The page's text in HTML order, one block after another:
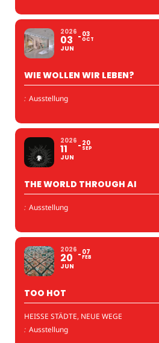
2026
03
JUN
03
OCT
WIE WOLLEN WIR LEBEN?
: Ausstellung
2026
11
JUN
20
SEP
THE WORLD THROUGH AI
: Ausstellung
2026
20
JUN
07
FEB
TOO HOT
HEISSE STÄDTE, NEUE WEGE
: Ausstellung